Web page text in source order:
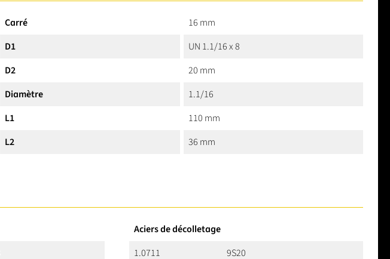
Carré
16 mm
D1
UN 1.1/16 x 8
D2
20 mm
Diamètre
1.1/16
L1
110 mm
L2
36 mm
Aciers de décolletage
1.0711
9S20